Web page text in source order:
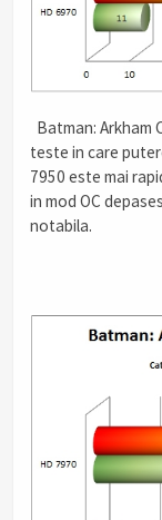
Batman: Arkham
teste in care
7950 este mai
in mod OC
notabila.